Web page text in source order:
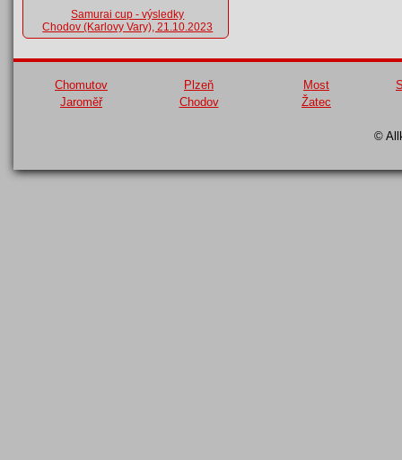
Samurai cup - výsledky
Chodov (Karlovy Vary), 21.10.2023
Chomutov Plzeň Most
Jaroměř
Chodov Žatec
©